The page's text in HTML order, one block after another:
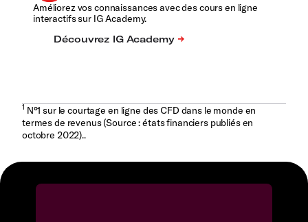
Améliorez vos connaissances avec des cours en ligne
interactifs sur IG Academy.
1N°1 sur le courtage en ligne des CFD dans le monde en
termes de revenus (Source : états financiers publiés en
octobre 2022)..